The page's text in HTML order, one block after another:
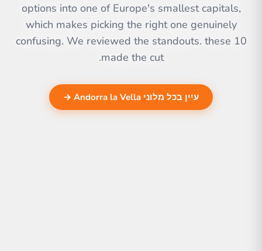
options into one of Europe's smallest capitals,
which makes picking the right one genuinely
confusing. We reviewed the standouts. these 10
made the cut.
עיין בכל מלוני Andorra la Vella →